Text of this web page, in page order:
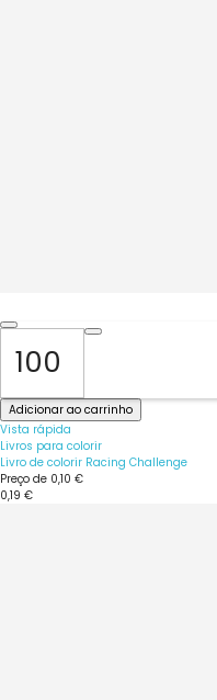
Adicionar ao carrinho
Vista rápida
Livros para colorir
Livro de colorir Racing Challenge
Preço de 0,10 €
0,19 €